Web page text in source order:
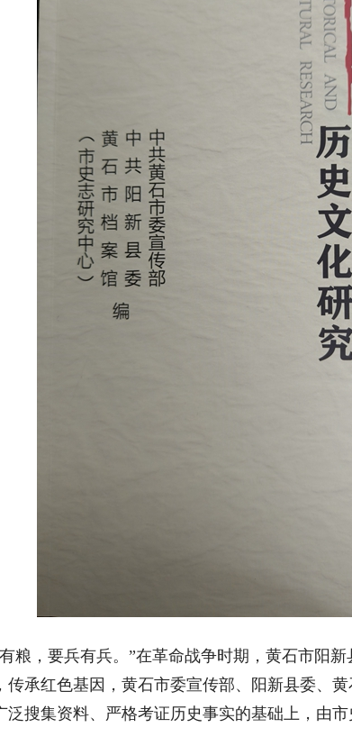
，要兵有兵。”在革命战争时期，黄石市阳新
承红色基因，黄石市委宣传部、阳新县委、
搜集资料、严格考证历史事实的基础上，由